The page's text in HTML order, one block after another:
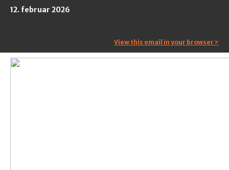
12. februar 2026
View this email in your browser >